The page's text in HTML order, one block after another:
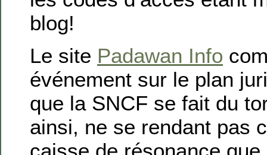
blog!
Le site Padawan Info
événement sur le plan
que la SNCF se fait du
ainsi, ne se rendant pas